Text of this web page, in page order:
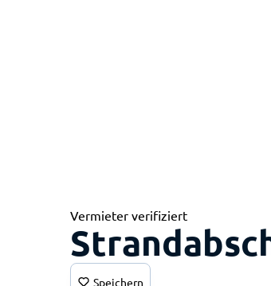
Vermieter verifiziert
Speichern